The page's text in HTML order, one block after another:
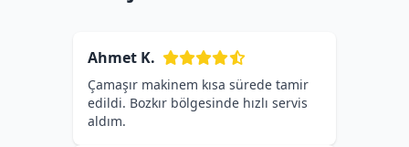
Ahmet K.
Çamaşır makinem kısa sürede tamir
edildi. Bozkır bölgesinde hızlı servis
aldım.